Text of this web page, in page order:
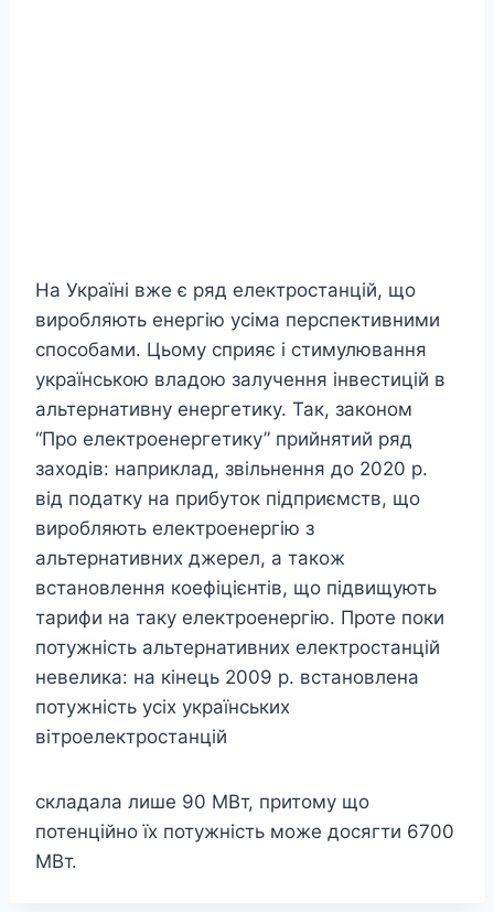
На Україні вже є ряд електростанцій, що
виробляють енергію усіма перспективними
способами. Цьому сприяє і стимулювання
українською владою залучення інвестицій в
альтернативну енергетику. Так, законом
“Про електроенергетику” прийнятий ряд
заходів: наприклад, звільнення до 2020 р.
від податку на прибуток підприємств, що
виробляють електроенергію з
альтернативних джерел, а також
встановлення коефіцієнтів, що підвищують
тарифи на таку електроенергію. Проте поки
потужність альтернативних електростанцій
невелика: на кінець 2009 р. встановлена
потужність усіх українських
вітроелектростанцій
складала лише 90 МВт, притому що
потенційно їх потужність може досягти 6700
МВт.